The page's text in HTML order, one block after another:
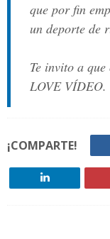
que por fin
un deporte de
Te invito a
LOVE VÍDEO.
¡COMPARTE!